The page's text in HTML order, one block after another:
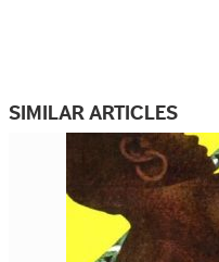
SIMILAR ARTICLES